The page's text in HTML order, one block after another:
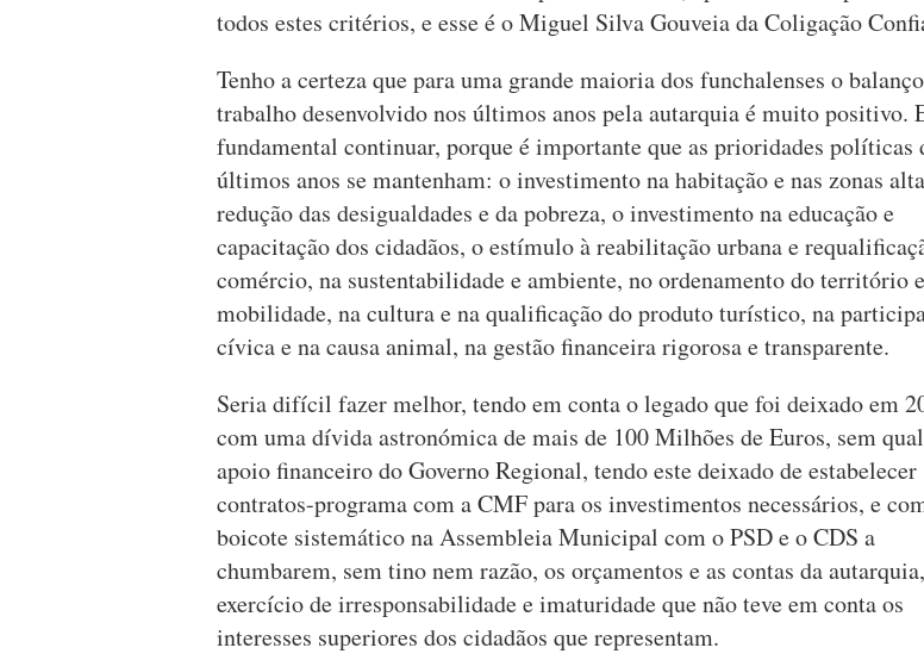
todos estes critérios, e esse é o Miguel Silva Gouveia da Coligação
Tenho a certeza que para uma grande maioria dos funchalenses o
trabalho desenvolvido nos últimos anos pela autarquia é muito positivo.
fundamental continuar, porque é importante que as prioridades políticas
últimos anos se mantenham: o investimento na habitação e nas zonas
redução das desigualdades e da pobreza, o investimento na educação e
capacitação dos cidadãos, o estímulo à reabilitação urbana e
comércio, na sustentabilidade e ambiente, no ordenamento do território e
mobilidade, na cultura e na qualificação do produto turístico, na
cívica e na causa animal, na gestão financeira rigorosa e transparente.
Seria difícil fazer melhor, tendo em conta o legado que foi deixado em
com uma dívida astronómica de mais de 100 Milhões de Euros, sem
apoio financeiro do Governo Regional, tendo este deixado de estabelecer
contratos-programa com a CMF para os investimentos necessários, e
boicote sistemático na Assembleia Municipal com o PSD e o CDS a
chumbarem, sem tino nem razão, os orçamentos e as contas da
exercício de irresponsabilidade e imaturidade que não teve em conta os
interesses superiores dos cidadãos que representam.